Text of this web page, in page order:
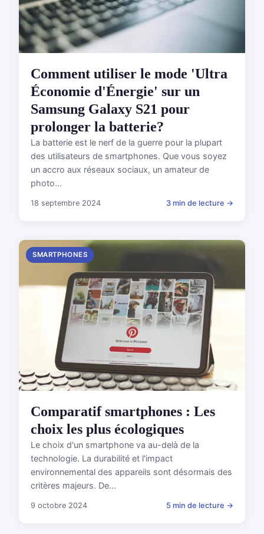
Comment utiliser le mode 'Ultra
Économie d'Énergie' sur un
Samsung Galaxy S21 pour
prolonger la batterie?
La batterie est le nerf de la guerre pour la plupart
des utilisateurs de smartphones. Que vous soyez
un accro aux réseaux sociaux, un amateur de
photo...
18 septembre 2024 3 min de lecture →
SMARTPHONES
Comparatif smartphones : Les
choix les plus écologiques
Le choix d'un smartphone va au-delà de la
technologie. La durabilité et l'impact
environnemental des appareils sont désormais des
critères majeurs. De...
9 octobre 2024 5 min de lecture →